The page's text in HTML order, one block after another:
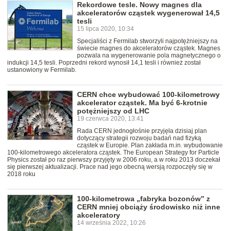
Rekordowe tesle. Nowy magnes dla
akceleratorów cząstek wygenerował 14,5
tesli
15 lipca 2020, 10:34
Specjaliści z Fermilab stworzyli najpotężniejszy na
świecie magnes do akceleratorów cząstek. Magnes
pozwala na wygenerowanie pola magnetycznego o
indukcji 14,5 tesli. Poprzedni rekord wynosił 14,1 tesli i również został
ustanowiony w Fermilab.
CERN chce wybudować 100-kilometrowy
akcelerator cząstek. Ma być 6-krotnie
potężniejszy od LHC
19 czerwca 2020, 13:41
Rada CERN jednogłośnie przyjęła dzisiaj plan
dotyczący strategii rozwoju badań nad fizyką
cząstek w Europie. Plan zakłada m.in. wybudowanie
100-kilometrowego akceleratora cząstek. The European Strategy for Particle
Physics został po raz pierwszy przyjęty w 2006 roku, a w roku 2013 doczekał
się pierwszej aktualizacji. Prace nad jego obecną wersją rozpoczęły się w
2018 roku
100-kilometrowa „fabryka bozonów” z
CERN mniej obciąży środowisko niż inne
akceleratory
14 września 2022, 10:26